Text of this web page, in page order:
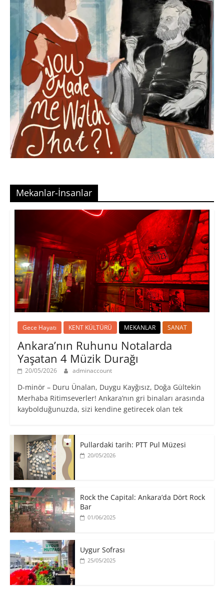
Mekanlar-İnsanlar
Gece Hayatı KENT KÜLTÜRÜ MEKANLAR SANAT
Ankara’nın Ruhunu Notalarda
Yaşatan 4 Müzik Durağı
20/05/2026 adminaccount
D-minör – Duru Ünalan, Duygu Kayğısız, Doğa Gültekin
Merhaba Ritimseverler! Ankara’nın gri binaları arasında
kaybolduğunuzda, sizi kendine getirecek olan tek
Pullardaki tarih: PTT Pul Müzesi
20/05/2026
Rock the Capital: Ankara’da Dört Rock
Bar
01/06/2025
Uygur Sofrası
25/05/2025